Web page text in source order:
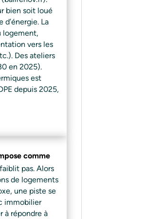
bien soit loué
d’énergie. La
logement,
vers les
Des ateliers
en 2025).
est
depuis 2025,
comme
pas. Alors
de logements
une piste se
immobilier
à répondre à